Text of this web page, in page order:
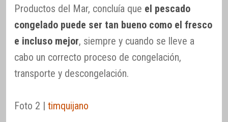
Productos del Mar, concluía que el pescado
congelado puede ser tan bueno como el fresco
e incluso mejor, siempre y cuando se lleve a
cabo un correcto proceso de congelación,
transporte y descongelación.
Foto 2 | timquijano